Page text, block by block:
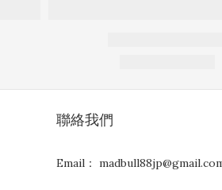
聯絡我們
Email：